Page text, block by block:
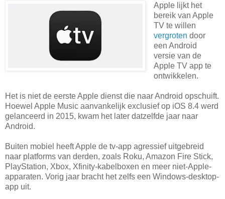
Apple lijkt het
bereik van Apple
TV te willen
vergroten door
een Android
versie van de
Apple TV app te
ontwikkelen.
Het is niet de eerste Apple dienst die naar Android opschuift.
Hoewel Apple Music aanvankelijk exclusief op iOS 8.4 werd
gelanceerd in 2015, kwam het later datzelfde jaar naar
Android.
Buiten mobiel heeft Apple de tv-app agressief uitgebreid
naar platforms van derden, zoals Roku, Amazon Fire Stick,
PlayStation, Xbox, Xfinity-kabelboxen en meer niet-Apple-
apparaten. Vorig jaar bracht het zelfs een Windows-desktop-
app uit.